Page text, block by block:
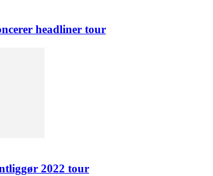
headliner tour
2022 tour